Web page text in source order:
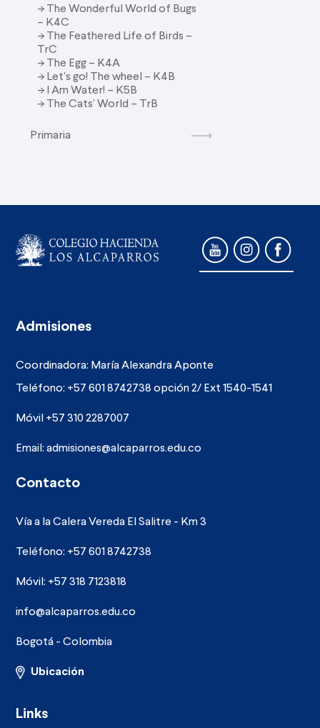
-> The Wonderful World of Bugs
– K4C
-> The Feathered Life of Birds –
TrC
-> The Egg – K4A
-> Let’s go! The wheel – K4B
-> I Am Water! – K5B
-> The Cats’ World – TrB
Primaria
Admisiones
Coordinadora: María Alexandra Aponte
Teléfono: +57 601 8742738 opción 2/ Ext 1540-1541
Móvil +57 310 2287007
Email:admisiones@alcaparros.edu.co
Contacto
Vía a la Calera Vereda El Salitre - Km 3
Teléfono: +57 601 8742738
Móvil: +57 318 7123818
info@alcaparros.edu.co
Bogotá - Colombia
Ubicación
Links